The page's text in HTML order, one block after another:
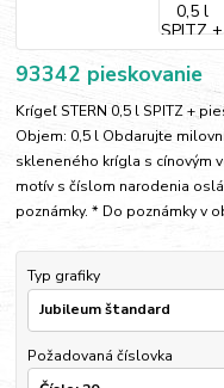
93342 pieskovanie
Krígeľ STERN 0,5 l SPITZ +
Objem: 0,5 l Obdarujte
skleneného krígla s cínovým
motív s číslom narodenia
poznámky. * Do poznámky v
Typ grafiky
Požadovaná číslovka